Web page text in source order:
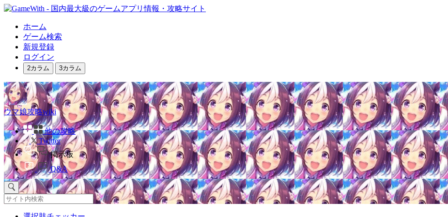
ホーム
ゲーム検索
新規登録
ログイン
2カラム 3カラム
ウマ娘攻略wiki
他の攻略
Twitter
掲示板
Q&A